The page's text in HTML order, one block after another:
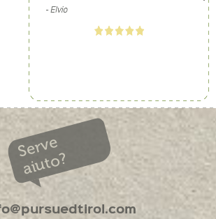
Serve
aiuto?